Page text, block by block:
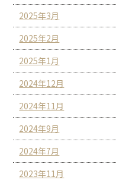
2025年3月
2025年2月
2025年1月
2024年12月
2024年11月
2024年9月
2024年7月
2023年11月